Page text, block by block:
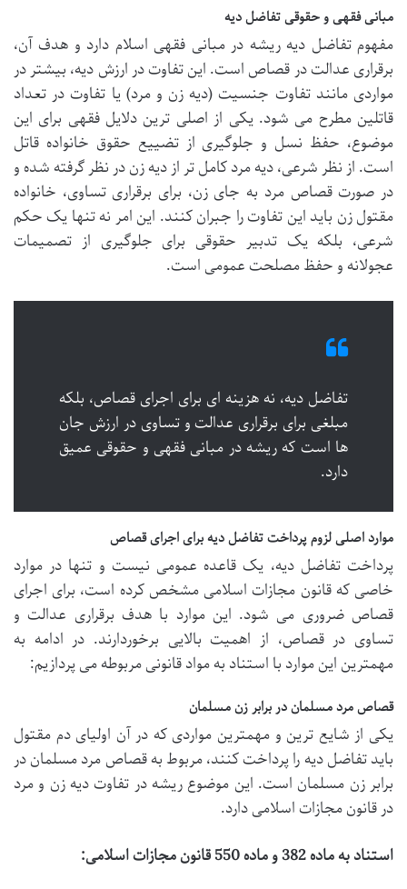
مبانی فقهی و حقوقی تفاضل دیه
مفهوم تفاضل دیه ریشه در مبانی فقهی اسلام دارد و هدف آن،
برقراری عدالت در قصاص است. این تفاوت در ارزش دیه، بیشتر در
مواردی مانند تفاوت جنسیت (دیه زن و مرد) یا تفاوت در تعداد
قاتلین مطرح می شود. یکی از اصلی ترین دلایل فقهی برای این
موضوع، حفظ نسل و جلوگیری از تضییع حقوق خانواده قاتل
است. از نظر شرعی، دیه مرد کامل تر از دیه زن در نظر گرفته شده و
در صورت قصاص مرد به جای زن، برای برقراری تساوی، خانواده
مقتول زن باید این تفاوت را جبران کنند. این امر نه تنها یک حکم
شرعی، بلکه یک تدبیر حقوقی برای جلوگیری از تصمیمات
عجولانه و حفظ مصلحت عمومی است.
تفاضل دیه، نه هزینه ای برای اجرای قصاص، بلکه
مبلغی برای برقراری عدالت و تساوی در ارزش جان
ها است که ریشه در مبانی فقهی و حقوقی عمیق
دارد.
موارد اصلی لزوم پرداخت تفاضل دیه برای اجرای قصاص
پرداخت تفاضل دیه، یک قاعده عمومی نیست و تنها در موارد
خاصی که قانون مجازات اسلامی مشخص کرده است، برای اجرای
قصاص ضروری می شود. این موارد با هدف برقراری عدالت و
تساوی در قصاص، از اهمیت بالایی برخوردارند. در ادامه به
مهمترین این موارد با استناد به مواد قانونی مربوطه می پردازیم:
قصاص مرد مسلمان در برابر زن مسلمان
یکی از شایع ترین و مهمترین مواردی که در آن اولیای دم مقتول
باید تفاضل دیه را پرداخت کنند، مربوط به قصاص مرد مسلمان در
برابر زن مسلمان است. این موضوع ریشه در تفاوت دیه زن و مرد
در قانون مجازات اسلامی دارد.
استناد به ماده 382 و ماده 550 قانون مجازات اسلامی: